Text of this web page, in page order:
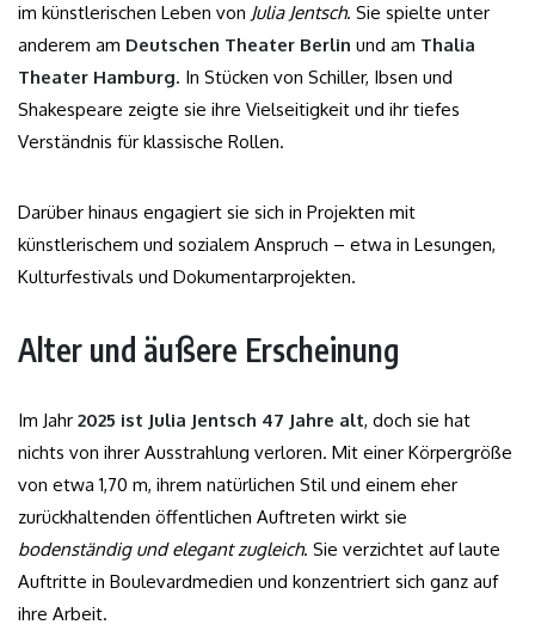
im künstlerischen Leben von Julia Jentsch. Sie spielte unter
anderem am Deutschen Theater Berlin und am Thalia
Theater Hamburg. In Stücken von Schiller, Ibsen und
Shakespeare zeigte sie ihre Vielseitigkeit und ihr tiefes
Verständnis für klassische Rollen.
Darüber hinaus engagiert sie sich in Projekten mit
künstlerischem und sozialem Anspruch – etwa in Lesungen,
Kulturfestivals und Dokumentarprojekten.
Alter und äußere Erscheinung
Im Jahr 2025 ist Julia Jentsch 47 Jahre alt, doch sie hat
nichts von ihrer Ausstrahlung verloren. Mit einer Körpergröße
von etwa 1,70 m, ihrem natürlichen Stil und einem eher
zurückhaltenden öffentlichen Auftreten wirkt sie
bodenständig und elegant zugleich. Sie verzichtet auf laute
Auftritte in Boulevardmedien und konzentriert sich ganz auf
ihre Arbeit.